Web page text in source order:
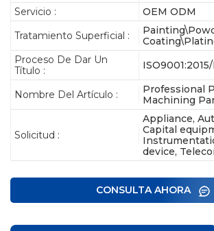
Servicio :
OEM ODM
Tratamiento Superficial :
Proceso De Dar Un
Título :
Nombre Del Artículo :
Professional
Machining
Solicitud :
Appliance,
Capital
device,
CONSULTA AHORA